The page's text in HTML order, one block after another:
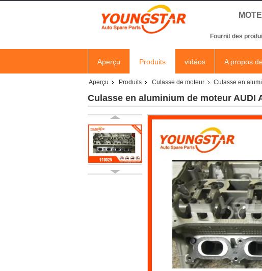
Fournit des
Aperçu Produits vidéos A propos
Aperçu Produits Culasse de moteur Culasse en
Culasse en aluminium de moteur AUDI